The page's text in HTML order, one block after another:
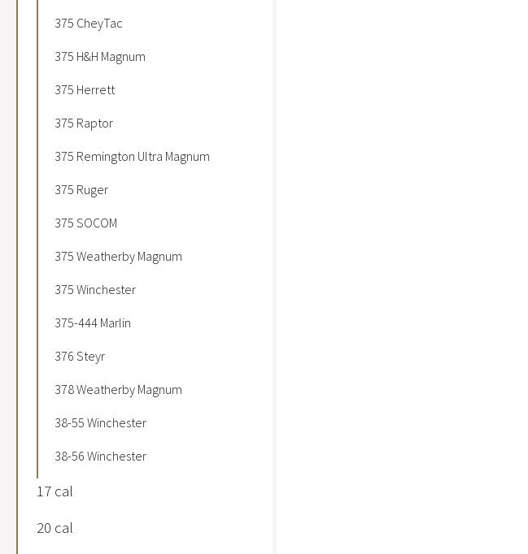
375 CheyTac
375 H&H Magnum
375 Herrett
375 Raptor
375 Remington Ultra Magnum
375 Ruger
375 SOCOM
375 Weatherby Magnum
375 Winchester
375-444 Marlin
376 Steyr
378 Weatherby Magnum
38-55 Winchester
38-56 Winchester
17 cal
20 cal